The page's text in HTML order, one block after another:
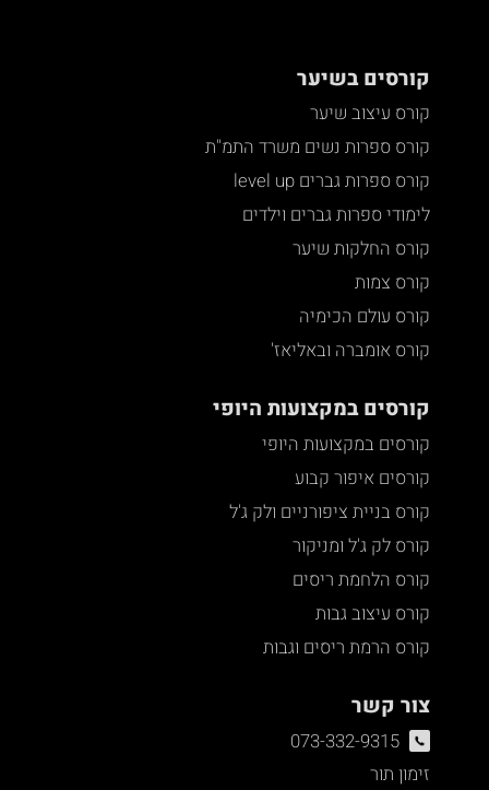
קורסים בשיער
קורס עיצוב שיער
קורס ספרות נשים משרד התמ"ת
קורס ספרות גברים level up
לימודי ספרות גברים וילדים
קורס החלקות שיער
קורס צמות
קורס עולם הכימיה
קורס אומברה ובאליאז'
קורסים במקצועות היופי
קורסים במקצועות היופי
קורסים איפור קבוע
קורס בניית ציפורניים ולק ג'ל
קורס לק ג'ל ומניקור
קורס הלחמת ריסים
קורס עיצוב גבות
קורס הרמת ריסים וגבות
צור קשר
073-332-9315
זימון תור